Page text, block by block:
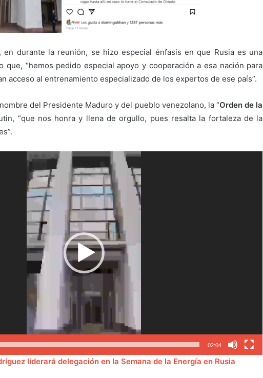
en durante la reunión, se hizo especial énfasis en que Rusia es una
que, “hemos pedido especial apoyo y cooperación a esa nación para
acceso al entrenamiento especializado de los expertos de ese país”.
del Presidente Maduro y del pueblo venezolano, la “Orden de la
“que nos honra y llena de orgullo, pues resalta la fortaleza de la
02:04
liderará delegación en la Semana de la Energía en Rusia